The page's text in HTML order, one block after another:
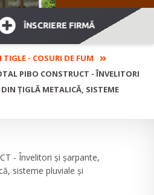
ÎNSCRIERE FIRMĂ
TIGLE - COSURI DE FUM
PIBO CONSTRUCT - ÎNVELITORI
DIN ȚIGLĂ METALICĂ, SISTEME